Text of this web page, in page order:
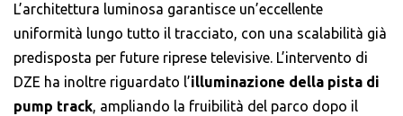
L’architettura luminosa garantisce un’eccellente
uniformità lungo tutto il tracciato, con una scalabilità già
predisposta per future riprese televisive. L’intervento di
DZE ha inoltre riguardato l’illuminazione della pista di
pump track, ampliando la fruibilità del parco dopo il